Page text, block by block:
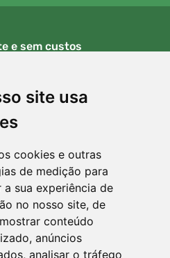
site usa
cookies e outras
de medição para
a sua experiência de
no nosso site, de
conteúdo
anúncios
analisar o tráfego
e sem custos
superiores a 80 EUR
gratuitas
a sua encomenda em qualquer
uma árvore! Leia mais